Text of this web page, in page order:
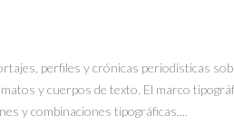
perfiles y crónicas periodísticas
y cuerpos de texto. El marco
y combinaciones tipográficas....